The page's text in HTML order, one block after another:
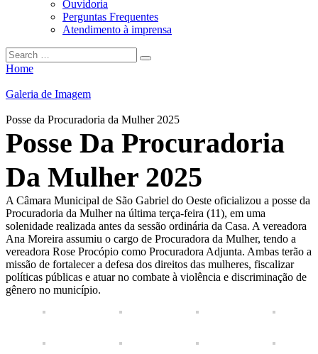
Ouvidoria
Perguntas Frequentes
Atendimento à imprensa
Home
Galeria de Imagem
Posse da Procuradoria da Mulher 2025
Posse Da Procuradoria
Da Mulher 2025
A Câmara Municipal de São Gabriel do Oeste oficializou a posse da
Procuradoria da Mulher na última terça-feira (11), em uma
solenidade realizada antes da sessão ordinária da Casa. A vereadora
Ana Moreira assumiu o cargo de Procuradora da Mulher, tendo a
vereadora Rose Procópio como Procuradora Adjunta. Ambas terão a
missão de fortalecer a defesa dos direitos das mulheres, fiscalizar
políticas públicas e atuar no combate à violência e discriminação de
gênero no município.